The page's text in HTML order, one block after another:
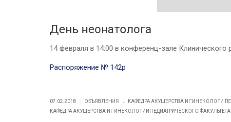
День неонатолога
14 февраля в 14:00 в конференц-зале
Распоряжение № 142р
07.02.2018 ОБЪЯВЛЕНИЯ . КАФЕДРА АКУШЕРСТВА И ГИНЕКОЛОГИ
КАФЕДРА АКУШЕРСТВА И ГИНЕКОЛОГИИ ПЕДИАТРИЧЕСКОГО